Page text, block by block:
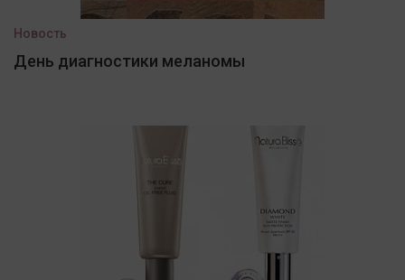
Новость
День диагностики меланомы